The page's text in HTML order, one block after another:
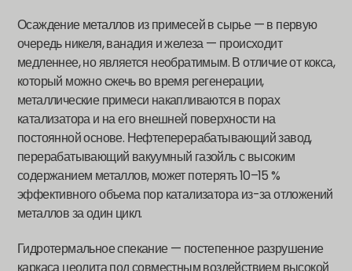
Осаждение металлов из примесей в сырье — в первую
очередь никеля, ванадия и железа — происходит
медленнее, но является необратимым. В отличие от кокса,
который можно сжечь во время регенерации,
металлические примеси накапливаются в порах
катализатора и на его внешней поверхности на
постоянной основе. Нефтеперерабатывающий завод,
перерабатывающий вакуумный газойль с высоким
содержанием металлов, может потерять 10–15 %
эффективного объема пор катализатора из-за отложений
металлов за один цикл.
Гидротермальное спекание — постепенное разрушение
каркаса цеолита под совместным воздействием высокой